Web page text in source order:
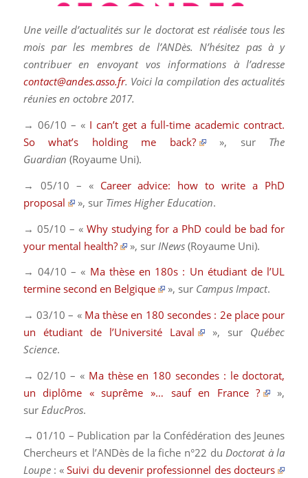
Une veille d’actualités sur le doctorat est réalisée tous les
mois par les membres de l’ANDès. N’hésitez pas à y
contribuer en envoyant vos informations à l’adresse
contact@andes.asso.fr. Voici la compilation des actualités
réunies en octobre 2017.
→ 06/10 – « I can’t get a full-time academic contract.
So what’s holding me back?
», sur The
Guardian (Royaume Uni).
→ 05/10 – « Career advice: how to write a PhD
proposal
», sur Times Higher Education.
→ 05/10 – « Why studying for a PhD could be bad for
your mental health?
», sur INews (Royaume Uni).
→ 04/10 – « Ma thèse en 180s : Un étudiant de l’UL
termine second en Belgique
», sur Campus Impact.
→ 03/10 – « Ma thèse en 180 secondes : 2e place pour
un étudiant de l’Université Laval
», sur Québec
Science.
→ 02/10 – « Ma thèse en 180 secondes : le doctorat,
un diplôme « suprême »… sauf en France ?
»,
sur EducPros.
→ 01/10 – Publication par la Confédération des Jeunes
Chercheurs et l’ANDès de la fiche n°22 duDoctorat à la
Loupe: «Suivi du devenir professionnel des docteurs